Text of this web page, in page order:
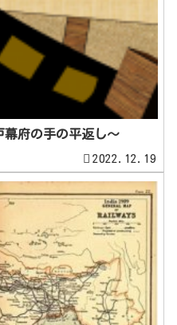
幕府の手の平返し～
2022.12.19